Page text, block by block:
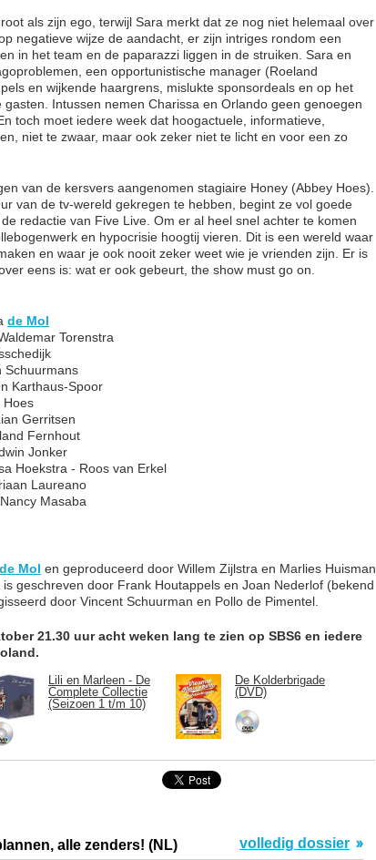
als zijn ego, terwijl Sara merkt dat ze nog niet helemaal over
negatieve wijze de aandacht, er zijn intriges rondom een
in het team en de paparazzi liggen in de struiken. Sara en
een opportunistische manager (Roeland
en wijkende haargrens, mislukte sponsordeals en op het
Intussen nemen Charissa en Orlando geen genoegen
toch moet iedere week dat hoogactuele, informatieve,
niet te zwaar, maar ook zeker niet te licht en voor een zo
van de kersvers aangenomen stagiaire Honey (Abbey Hoes).
van de tv-wereld gekregen te hebben, begint ze vol goede
redactie van Five Live. Om er al heel snel achter te komen
en hypocrisie hoogtij vieren. Dit is een wereld waar
en waar je ook nooit zeker weet wie je vrienden zijn. Er is
eens is: wat er ook gebeurt, the show must go on.
de Mol
Torenstra
Schuurmans
Karthaus-Spoor
Hoes
Gerritsen
Fernhout
Jonker
Hoekstra - Roos van Erkel
Laureano
Masaba
de Mol en geproduceerd door Willem Zijlstra en Marlies Huisman
geschreven door Frank Houtappels en Joan Nederlof (bekend
door Vincent Schuurman en Pollo de Pimentel.
21.30 uur acht weken lang te zien op SBS6 en iedere
Lili en Marleen - De
Complete Collectie
(Seizoen 1 t/m 10)
De Kolderbrigade
(DVD)
alle zenders! (NL) volledig dossier